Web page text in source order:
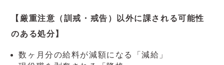
【厳重注意（訓戒・戒告）以外に課される可能性
のある処分】
数ヶ月分の給料が減額になる「減給」